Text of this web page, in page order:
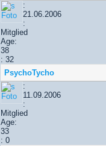
:
21.06.2006
:
Mitglied
Age:
38
: 32
PsychoTycho
:
11.09.2006
:
Mitglied
Age:
33
: 0